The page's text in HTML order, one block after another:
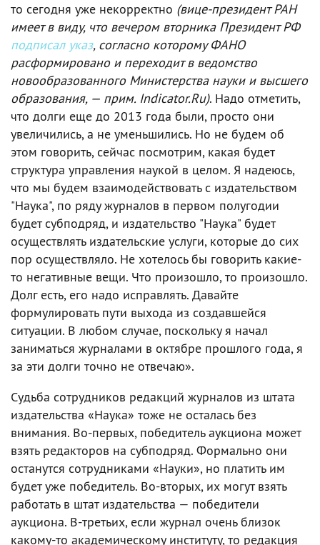
то сегодня уже некорректно (вице-президент РАН
имеет в виду, что вечером вторника Президент РФ
подписал указ, согласно которому ФАНО
расформировано и переходит в ведомство
новообразованного Министерства науки и высшего
образования, — прим. Indicator.Ru). Надо отметить,
что долги еще до 2013 года были, просто они
увеличились, а не уменьшились. Но не будем об
этом говорить, сейчас посмотрим, какая будет
структура управления наукой в целом. Я надеюсь,
что мы будем взаимодействовать с издательством
"Наука", по ряду журналов в первом полугодии
будет субподряд, и издательство "Наука" будет
осуществлять издательские услуги, которые до сих
пор осуществляло. Не хотелось бы говорить какие-
то негативные вещи. Что произошло, то произошло.
Долг есть, его надо исправлять. Давайте
формулировать пути выхода из создавшейся
ситуации. В любом случае, поскольку я начал
заниматься журналами в октябре прошлого года, я
за эти долги точно не отвечаю».
Судьба сотрудников редакций журналов из штата
издательства «Наука» тоже не осталась без
внимания. Во-первых, победитель аукциона может
взять редакторов на субподряд. Формально они
останутся сотрудниками «Науки», но платить им
будет уже победитель. Во-вторых, их могут взять
работать в штат издательства — победители
аукциона. В-третьих, если журнал очень близок
какому-то академическому институту, то редакция